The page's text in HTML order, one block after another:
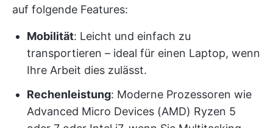
auf folgende Features:
Mobilität: Leicht und einfach zu
transportieren – ideal für einen Laptop, wenn
Ihre Arbeit dies zulässt.
Rechenleistung: Moderne Prozessoren wie
Advanced Micro Devices (AMD) Ryzen 5